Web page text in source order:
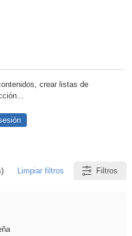
crear listas de
Limpiar filtros Filtros